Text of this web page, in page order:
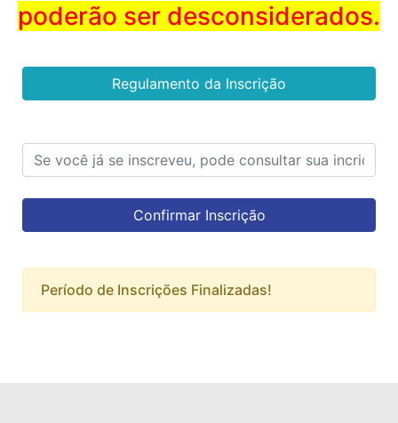
poderão ser desconsiderados.
Regulamento da Inscrição
Confirmar Inscrição
Período de Inscrições Finalizadas!